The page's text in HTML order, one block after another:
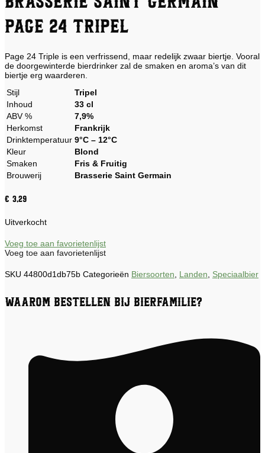
Page 24 Tripel
Page 24 Triple is een verfrissend, maar redelijk zwaar biertje. Vooral
de doorgewinterde bierdrinker zal de smaken en aroma’s van dit
biertje erg waarderen.
Stijl
Tripel
Inhoud
33 cl
ABV %
7,9%
Herkomst
Frankrijk
Drinktemperatuur 9°C – 12°C
Kleur
Blond
Smaken
Fris & Fruitig
Brouwerij
Brasserie Saint Germain
€ 3,29
Uitverkocht
Voeg toe aan favorietenlijst
Voeg toe aan favorietenlijst
SKU 44800d1db75b Categorieën Biersoorten Landen Speciaalbier
Waarom bestellen bij Bierfamilie?